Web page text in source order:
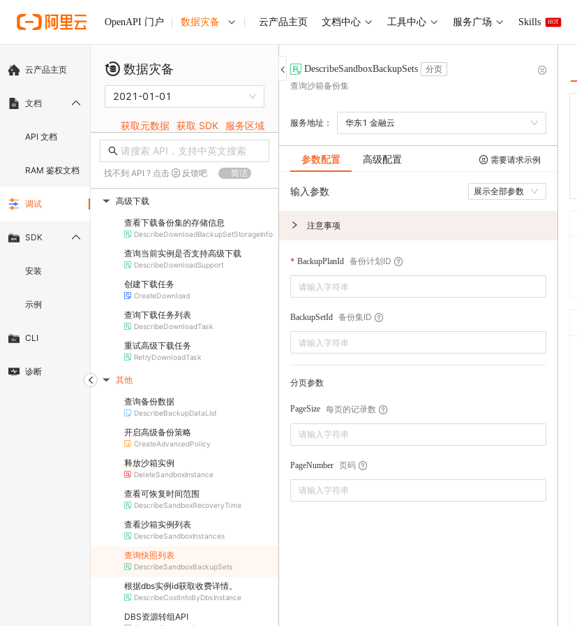
OpenAPI 门户 数据灾备 云产品主页 文档中心 工具中心 服务广场 Skills HOT
云产品主页
文档
API 文档
RAM 鉴权文档
调试
SDK
安装
示例
CLI
诊断
数据灾备
2021-01-01
获取元数据 获取 SDK 服务区域
找不到 API ? 点击 反馈吧 简洁
▶ 高级下载
查看下载备份集的存储信息
DescribeDownloadBackupSetStorageInfo
查询当前实例是否支持高级下载
DescribeDownloadSupport
创建下载任务
CreateDownload
查询下载任务列表
DescribeDownloadTask
重试高级下载任务
RetryDownloadTask
▶ 其他
查询备份数据
DescribeBackupDataList
开启高级备份策略
CreateAdvancedPolicy
释放沙箱实例
DeleteSandboxInstance
查看可恢复时间范围
DescribeSandboxRecoveryTime
查看沙箱实例列表
DescribeSandboxInstances
查询快照列表
DescribeSandboxBackupSets
根据dbs实例id获取收费详情。
DescribeCostInfoByDbsInstance
DBS资源转组API
DescribeSandboxBackupSets
分页
查询沙箱备份集
服务地址： 华东1 金融云
参数配置 高级配置 需要请求示例
输入参数 展示全部参数
注意事项
BackupPlanId 备份计划ID
BackupSetId 备份集ID
分页参数
PageSize 每页的记录数
PageNumber 页码